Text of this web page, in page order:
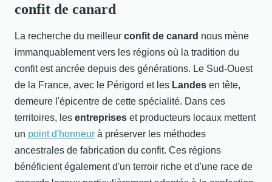
confit de canard
La recherche du meilleur confit de canard nous mène
immanquablement vers les régions où la tradition du
confit est ancrée depuis des générations. Le Sud-Ouest
de la France, avec le Périgord et les Landes en tête,
demeure l'épicentre de cette spécialité. Dans ces
territoires, les entreprises et producteurs locaux mettent
un point d'honneur à préserver les méthodes
ancestrales de fabrication du confit. Ces régions
bénéficient également d'un terroir riche et d'une race de